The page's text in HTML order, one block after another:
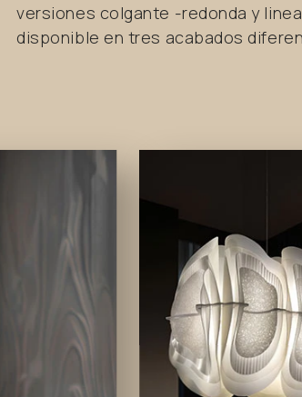
versiones colgante -redonda y
disponible en tres acabados